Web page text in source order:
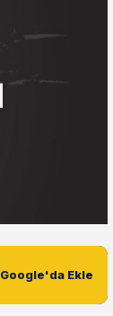
Google'da Ekle